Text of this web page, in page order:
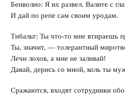
Бенволио: Я их развел. Валите с
И дай по репе сам своим уродам.
Тибальт: Ты что-то мне втираешь
Ты, значит, — толерантный
Лечи лохов, а мне не заливай!
Давай, дерись со мной, коль ты
Сражаются, входят сотрудники